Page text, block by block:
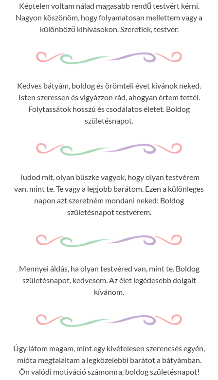
Képtelen voltam nálad magasabb rendű testvért kérni.
Nagyon köszönöm, hogy folyamatosan mellettem vagy a
különböző kihívásokon. Szeretlek, testvér.
Kedves bátyám, boldog és örömteli évet kívánok neked.
Isten szeressen és vigyázzon rád, ahogyan értem tettél.
Folytassátok hosszú és csodálatos életet. Boldog
születésnapot.
Tudod mit, olyan büszke vagyok, hogy olyan testvérem
van, mint te. Te vagy a legjobb barátom. Ezen a különleges
napon azt szeretném mondani neked: Boldog
születésnapot testvérem.
Mennyei áldás, ha olyan testvéred van, mint te. Boldog
születésnapot, kedvesem. Az élet legédesebb dolgait
kívánom.
Úgy látom magam, mint egy kivételesen szerencsés egyén,
mióta megtaláltam a legközelebbi barátot a bátyámban.
Ön valódi motiváció számomra, boldog születésnapot!